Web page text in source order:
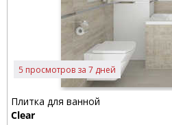
5 просмотров за 7 дней
Плитка для ванной
Clear